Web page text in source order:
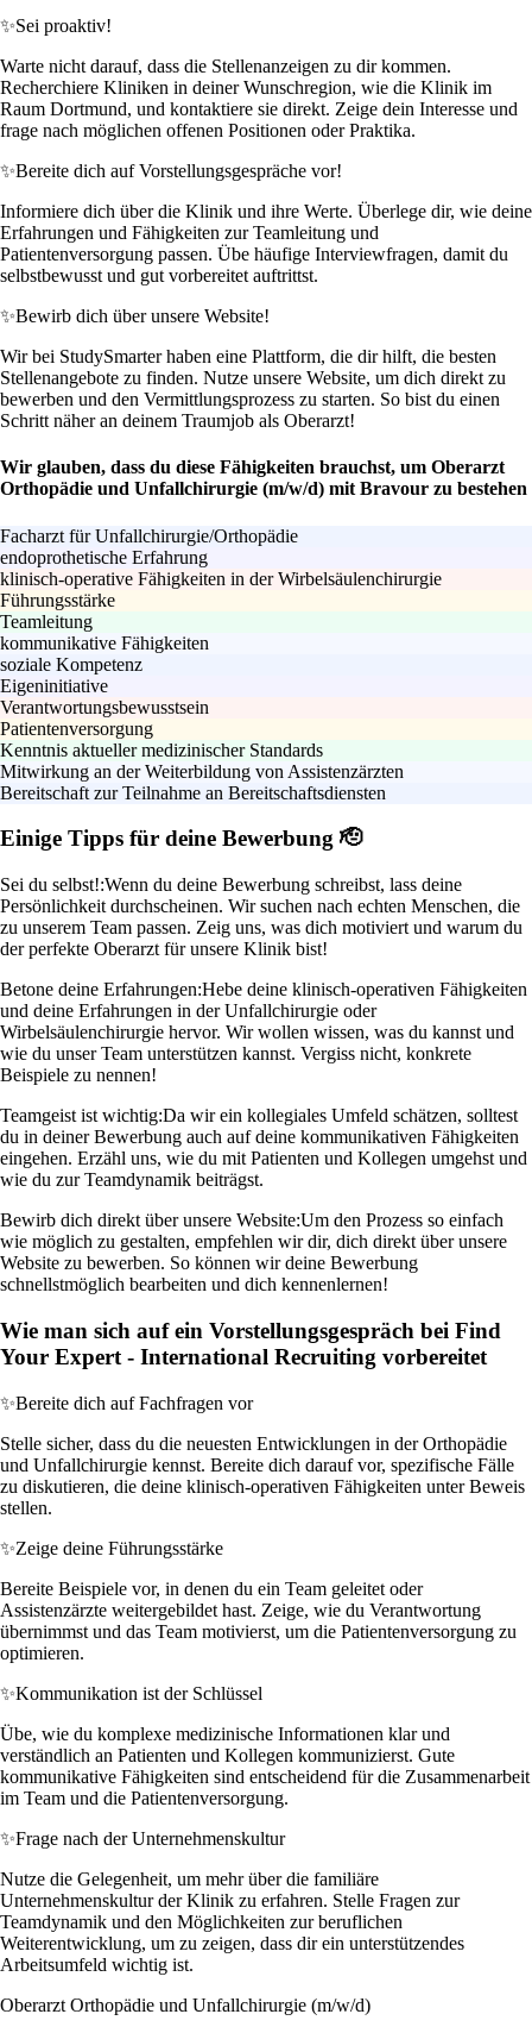
✨Sei proaktiv!
Warte nicht darauf, dass die Stellenanzeigen zu dir kommen.
Recherchiere Kliniken in deiner Wunschregion, wie die Klinik im
Raum Dortmund, und kontaktiere sie direkt. Zeige dein Interesse und
frage nach möglichen offenen Positionen oder Praktika.
✨Bereite dich auf Vorstellungsgespräche vor!
Informiere dich über die Klinik und ihre Werte. Überlege dir, wie deine
Erfahrungen und Fähigkeiten zur Teamleitung und
Patientenversorgung passen. Übe häufige Interviewfragen, damit du
selbstbewusst und gut vorbereitet auftrittst.
✨Bewirb dich über unsere Website!
Wir bei StudySmarter haben eine Plattform, die dir hilft, die besten
Stellenangebote zu finden. Nutze unsere Website, um dich direkt zu
bewerben und den Vermittlungsprozess zu starten. So bist du einen
Schritt näher an deinem Traumjob als Oberarzt!
Wir glauben, dass du diese Fähigkeiten brauchst, um Oberarzt
Orthopädie und Unfallchirurgie (m/w/d) mit Bravour zu bestehen
Facharzt für Unfallchirurgie/Orthopädie
endoprothetische Erfahrung
klinisch-operative Fähigkeiten in der Wirbelsäulenchirurgie
Führungsstärke
Teamleitung
kommunikative Fähigkeiten
soziale Kompetenz
Eigeninitiative
Verantwortungsbewusstsein
Patientenversorgung
Kenntnis aktueller medizinischer Standards
Mitwirkung an der Weiterbildung von Assistenzärzten
Bereitschaft zur Teilnahme an Bereitschaftsdiensten
Einige Tipps für deine Bewerbung 🫡
Sei du selbst!:Wenn du deine Bewerbung schreibst, lass deine
Persönlichkeit durchscheinen. Wir suchen nach echten Menschen, die
zu unserem Team passen. Zeig uns, was dich motiviert und warum du
der perfekte Oberarzt für unsere Klinik bist!
Betone deine Erfahrungen:Hebe deine klinisch-operativen Fähigkeiten
und deine Erfahrungen in der Unfallchirurgie oder
Wirbelsäulenchirurgie hervor. Wir wollen wissen, was du kannst und
wie du unser Team unterstützen kannst. Vergiss nicht, konkrete
Beispiele zu nennen!
Teamgeist ist wichtig:Da wir ein kollegiales Umfeld schätzen, solltest
du in deiner Bewerbung auch auf deine kommunikativen Fähigkeiten
eingehen. Erzähl uns, wie du mit Patienten und Kollegen umgehst und
wie du zur Teamdynamik beiträgst.
Bewirb dich direkt über unsere Website:Um den Prozess so einfach
wie möglich zu gestalten, empfehlen wir dir, dich direkt über unsere
Website zu bewerben. So können wir deine Bewerbung
schnellstmöglich bearbeiten und dich kennenlernen!
Wie man sich auf ein Vorstellungsgespräch bei Find
Your Expert - International Recruiting vorbereitet
✨Bereite dich auf Fachfragen vor
Stelle sicher, dass du die neuesten Entwicklungen in der Orthopädie
und Unfallchirurgie kennst. Bereite dich darauf vor, spezifische Fälle
zu diskutieren, die deine klinisch-operativen Fähigkeiten unter Beweis
stellen.
✨Zeige deine Führungsstärke
Bereite Beispiele vor, in denen du ein Team geleitet oder
Assistenzärzte weitergebildet hast. Zeige, wie du Verantwortung
übernimmst und das Team motivierst, um die Patientenversorgung zu
optimieren.
✨Kommunikation ist der Schlüssel
Übe, wie du komplexe medizinische Informationen klar und
verständlich an Patienten und Kollegen kommunizierst. Gute
kommunikative Fähigkeiten sind entscheidend für die Zusammenarbeit
im Team und die Patientenversorgung.
✨Frage nach der Unternehmenskultur
Nutze die Gelegenheit, um mehr über die familiäre
Unternehmenskultur der Klinik zu erfahren. Stelle Fragen zur
Teamdynamik und den Möglichkeiten zur beruflichen
Weiterentwicklung, um zu zeigen, dass dir ein unterstützendes
Arbeitsumfeld wichtig ist.
Oberarzt Orthopädie und Unfallchirurgie (m/w/d)